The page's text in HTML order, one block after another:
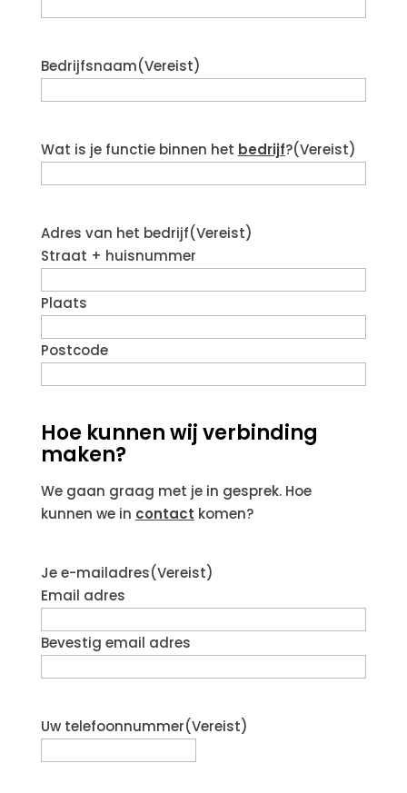
Bedrijfsnaam(Vereist)
Wat is je functie binnen het bedrijf?(Vereist)
Adres van het bedrijf(Vereist)
Straat + huisnummer
Plaats
Postcode
Hoe kunnen wij verbinding
maken?
We gaan graag met je in gesprek. Hoe
kunnen we in contact komen?
Je e-mailadres(Vereist)
Email adres
Bevestig email adres
Uw telefoonnummer(Vereist)